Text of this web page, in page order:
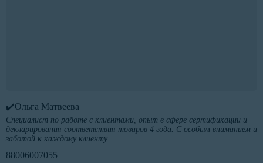
✔️Ольга Матвеева
Специалист по работе с клиентами, опыт в сфере сертификации и
декларирования соответствия товаров 4 года. С особым вниманием и
заботой к каждому клиенту.
88006007055